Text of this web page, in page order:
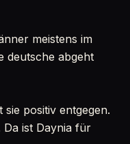
meistens im
deutsche abgeht
positiv entgegen.
Da ist Daynia für